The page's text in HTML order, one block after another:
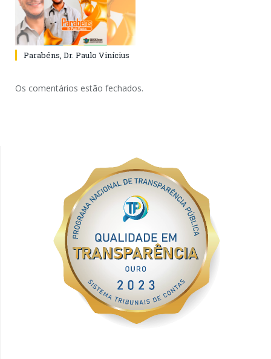
Parabéns, Dr. Paulo Vinícius
Os comentários estão fechados.